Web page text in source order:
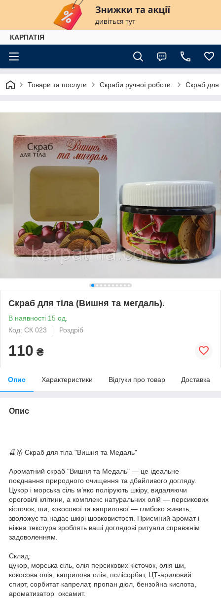
КАРПАТІЯ
Товари та послуги Скраби ручної роботи. Скраб для
Скраб для тіла (Вишня та мегдаль).
В наявності 15 од.
Код: СК 023
Роздріб
110 ₴
Опис Характеристики Відгуки про товар Доставка
Опис
🍒🥇 Скраб для тіла "Вишня та Медаль"
Ароматний скраб "Вишня та Медаль" — це ідеальне
поєднання природного очищення та дбайливого догляду.
Цукор і морська сіль м’яко полірують шкіру, видаляючи
ороговілі клітини, а комплекс натуральних олій — персикових
кісточок, ши, кокосової та каприлової — глибоко живить,
зволожує та надає шкірі шовковистості. Приємний аромат і
ніжна текстура зроблять ваші доглядові ритуали справжнім
задоволенням.
Склад:
цукор, морська сіль, олія персикових кісточок, олія ши,
кокосова олія, каприлова олія, полісорбат, ЦТ-ариловий
спирт, сорбитат капрелат, пропан діол, бензойна кислота,
ароматизатор оксамит.